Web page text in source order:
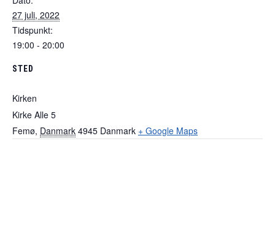
27 juli, 2022
Tidspunkt:
19:00 - 20:00
STED
Kirken
Kirke Alle 5
Femø, Danmark 4945 Danmark + Google Maps